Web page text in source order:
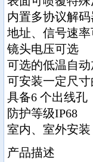
内置多协议解码
地址、信号速率
镜头电压可选
可选的低温自
可安装一定尺
具备6 个出线孔
防护等级IP68
室内、室外安
产品描述